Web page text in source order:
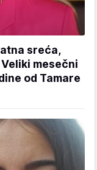
sreća,
mesečni
od Tamare